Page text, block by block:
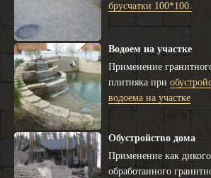
брусчатки 100*100.
Водоем на участке
Применение
плитняка при
водоема на участке
Обустройство дома
Применение как
обработанного